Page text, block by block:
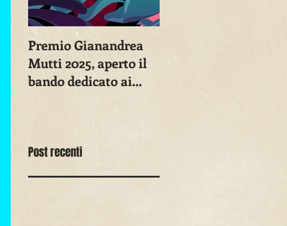
Premio Gianandrea
Mutti 2025, aperto il
bando dedicato ai
registi migranti
Post recenti